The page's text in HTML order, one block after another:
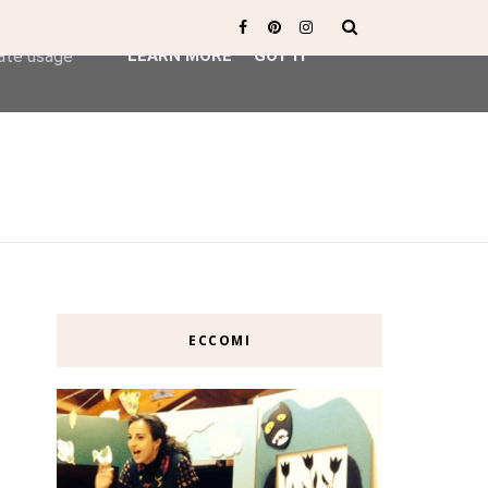
ECCOMI
agent
usage
LEARN MORE GOT IT